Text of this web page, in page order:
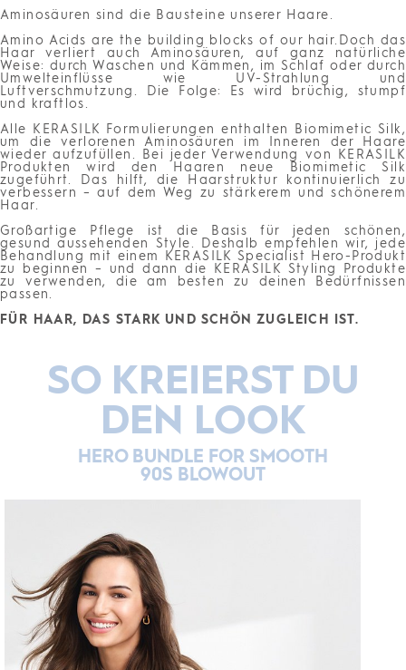
Aminosäuren sind die Bausteine unserer Haare.
Amino Acids are the building blocks of our hair.Doch das
Haar verliert auch Aminosäuren, auf ganz natürliche
Weise: durch Waschen und Kämmen, im Schlaf oder durch
Umwelteinflüsse wie UV-Strahlung und
Luftverschmutzung. Die Folge: Es wird brüchig, stumpf
und kraftlos.
Alle KERASILK Formulierungen enthalten Biomimetic Silk,
um die verlorenen Aminosäuren im Inneren der Haare
wieder aufzufüllen. Bei jeder Verwendung von KERASILK
Produkten wird den Haaren neue Biomimetic Silk
zugeführt. Das hilft, die Haarstruktur kontinuierlich zu
verbessern – auf dem Weg zu stärkerem und schönerem
Haar.
Großartige Pflege ist die Basis für jeden schönen,
gesund aussehenden Style. Deshalb empfehlen wir, jede
Behandlung mit einem KERASILK Specialist Hero-Produkt
zu beginnen – und dann die KERASILK Styling Produkte
zu verwenden, die am besten zu deinen Bedürfnissen
passen.
FÜR HAAR, DAS STARK UND SCHÖN ZUGLEICH IST.
SO KREIERST DU
DEN LOOK
HERO BUNDLE FOR SMOOTH
90S BLOWOUT